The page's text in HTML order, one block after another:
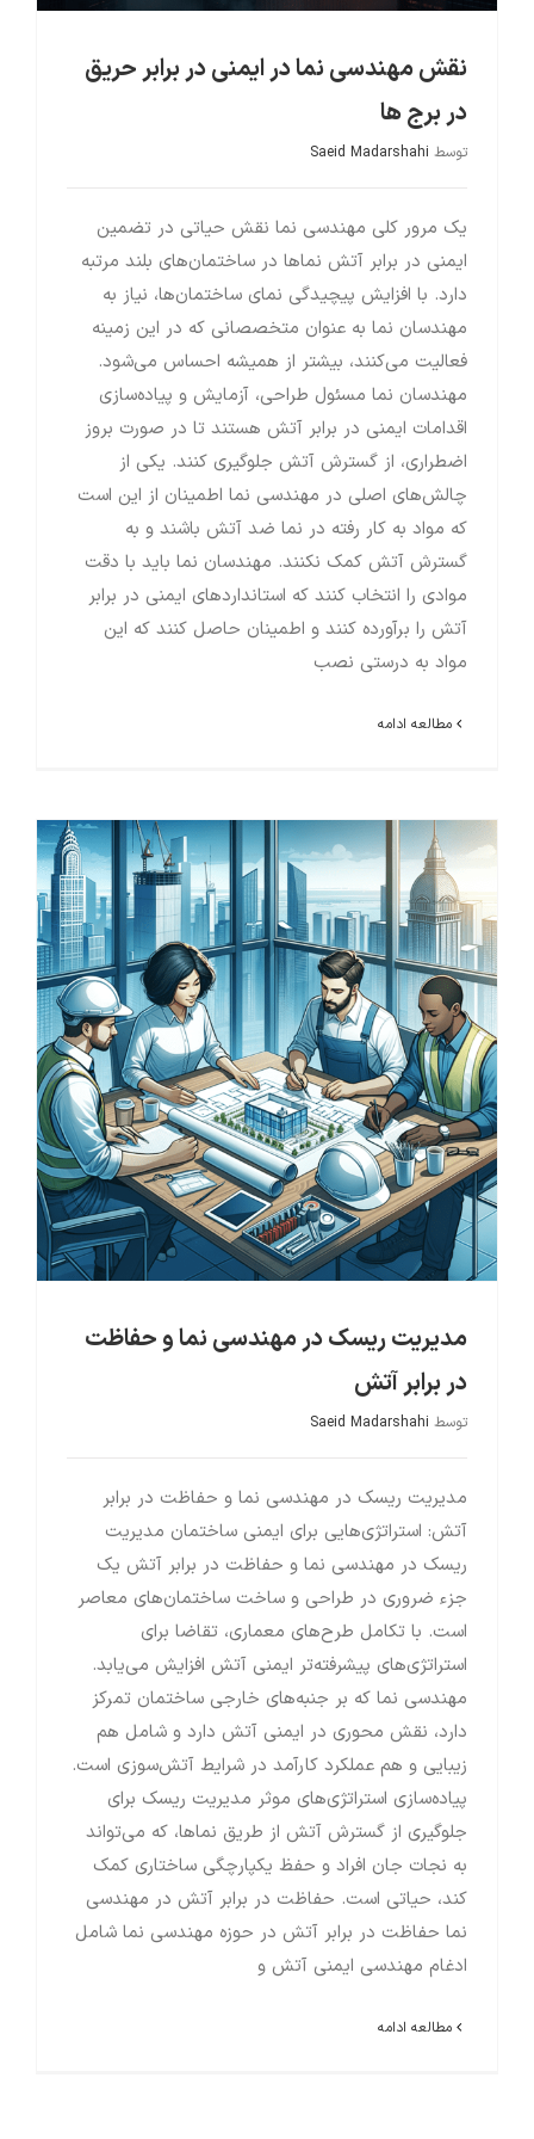
نقش مهندسی نما در ایمنی در برابر حریق
در برج ها
توسط Saeid Madarshahi
یک مرور کلی مهندسی نما نقش حیاتی در تضمین
ایمنی در برابر آتش نماها در ساختمان‌های بلند مرتبه
دارد. با افزایش پیچیدگی نمای ساختمان‌ها، نیاز به
مهندسان نما به عنوان متخصصانی که در این زمینه
فعالیت می‌کنند، بیشتر از همیشه احساس می‌شود.
مهندسان نما مسئول طراحی، آزمایش و پیاده‌سازی
اقدامات ایمنی در برابر آتش هستند تا در صورت بروز
اضطراری، از گسترش آتش جلوگیری کنند. یکی از
چالش‌های اصلی در مهندسی نما اطمینان از این است
که مواد به کار رفته در نما ضد آتش باشند و به
گسترش آتش کمک نکنند. مهندسان نما باید با دقت
موادی را انتخاب کنند که استانداردهای ایمنی در برابر
آتش را برآورده کنند و اطمینان حاصل کنند که این
مواد به درستی نصب
مطالعه ادامه
مدیریت ریسک در مهندسی نما و حفاظت
در برابر آتش
توسط Saeid Madarshahi
مدیریت ریسک در مهندسی نما و حفاظت در برابر
آتش: استراتژی‌هایی برای ایمنی ساختمان مدیریت
ریسک در مهندسی نما و حفاظت در برابر آتش یک
جزء ضروری در طراحی و ساخت ساختمان‌های معاصر
است. با تکامل طرح‌های معماری، تقاضا برای
استراتژی‌های پیشرفته‌تر ایمنی آتش افزایش می‌یابد.
مهندسی نما که بر جنبه‌های خارجی ساختمان تمرکز
دارد، نقش محوری در ایمنی آتش دارد و شامل هم
زیبایی و هم عملکرد کارآمد در شرایط آتش‌سوزی است.
پیاده‌سازی استراتژی‌های موثر مدیریت ریسک برای
جلوگیری از گسترش آتش از طریق نماها، که می‌تواند
به نجات جان افراد و حفظ یکپارچگی ساختاری کمک
کند، حیاتی است. حفاظت در برابر آتش در مهندسی
نما حفاظت در برابر آتش در حوزه مهندسی نما شامل
ادغام مهندسی ایمنی آتش و
مطالعه ادامه